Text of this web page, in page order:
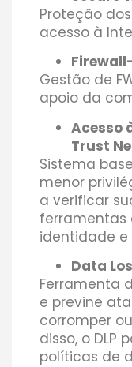
Proteção
acesso à
Gestão de
apoio da
Acesso
Trust
Sistema
menor
a verificar
ferramentas
identidade e
Data
Ferramenta
e previne
corromper
disso, o DLP
políticas de